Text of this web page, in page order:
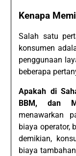
Kenapa
Salah satu
konsumen
penggunaan
beberapa
Apakah di
BBM, dan
menawarkan
biaya operator,
demikian,
biaya